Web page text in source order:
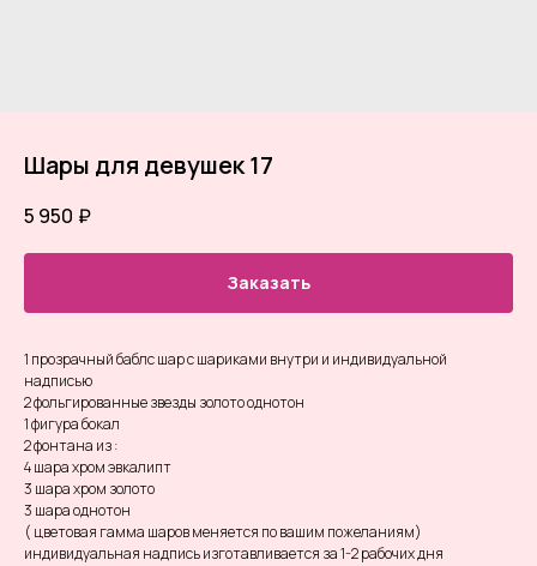
Шары для девушек 17
5 950 ₽
Заказать
1 прозрачный баблс шар с шариками внутри и индивидуальной
надписью
2 фольгированные звезды золото однотон
1 фигура бокал
2 фонтана из :
4 шара хром эвкалипт
3 шара хром золото
3 шара однотон
( цветовая гамма шаров меняется по вашим пожеланиям)
индивидуальная надпись изготавливается за 1-2 рабочих дня